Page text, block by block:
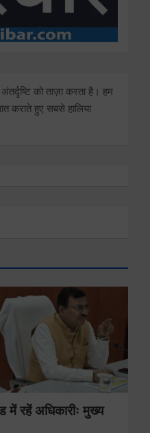
को ताज़ा करता है। हम
कराते हुए सबसे हालिया
में रहें अधिकारीः मुख्य